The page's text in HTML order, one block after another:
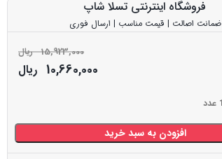
فروشگاه اینترنتی تسلا شاپ
ضمانت اصالت | قیمت مناسب | ارسال فوری
15,923,000 ریال
10,660,000 ریال
افزودن به سبد خرید